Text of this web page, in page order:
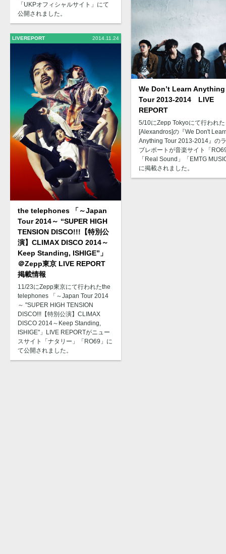
「UKPオフィシャルサイト」にて
公開されました。
LIVEREPORT 2014.11.24
the telephones 「～Japan
Tour 2014～ “SUPER HIGH
TENSION DISCO!!!【特別公
演】CLIMAX DISCO 2014～
Keep Standing, ISHIGE”」
＠Zepp東京 LIVE REPORT
掲載情報
11/23にZepp東京にて行われたthe
telephones 「～Japan Tour 2014
～ "SUPER HIGH TENSION
DISCO!!!【特別公演】CLIMAX
DISCO 2014～Keep Standing,
ISHIGE"」LIVE REPORTがニュー
スサイト「ナタリー」「RO69」に
て公開されました。
We Don’t Learn Anything
Tour 2013-2014 LIVE
REPORT
5/10にZepp Tokyoにて行われた
[Alexandros]の『We Don't
Anything Tour 2013-2014』の
ブレポートが音楽サイト「
「Real Sound」「EMTG
に掲載されました。